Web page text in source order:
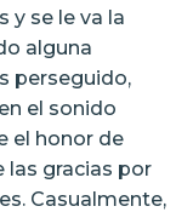
y se le va la
alguna
perseguido,
el sonido
el honor de
las gracias por
Casualmente,